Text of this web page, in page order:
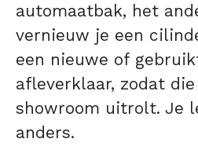
automaatbak, het
vernieuw je een
een nieuwe of
afleverklaar, zodat
showroom uitrolt. Je
anders.